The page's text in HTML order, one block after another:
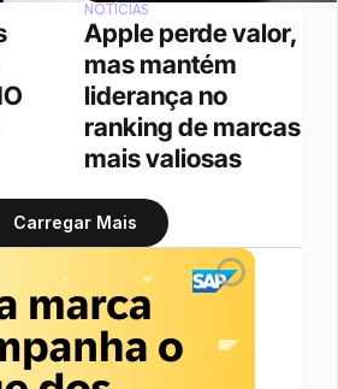
NOTÍCIAS
Apple perde valor,
mas mantém
liderança no
ranking de marcas
mais valiosas
Carregar Mais